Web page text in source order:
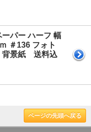
パー ハーフ 幅
＃136 フォト
背景紙 送料込
ページの先頭へ戻る